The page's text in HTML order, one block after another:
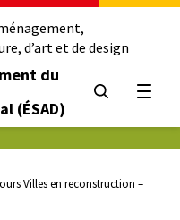
d’art et de design
du
(ÉSAD)
Villes en reconstruction –